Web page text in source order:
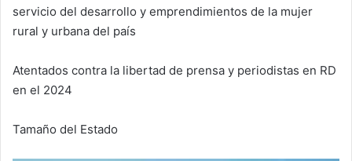
servicio del desarrollo y emprendimientos de la mujer
rural y urbana del país
Atentados contra la libertad de prensa y periodistas en RD
en el 2024
Tamaño del Estado